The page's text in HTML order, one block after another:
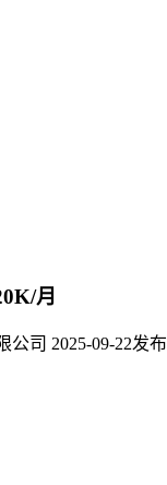
月
公司 2025-09-22发布